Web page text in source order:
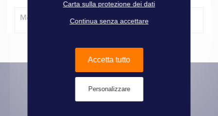
Modalità di consegna
Informazioni pratiche
Carta sulla protezione dei dati
Continua senza accettare
Accetta tutto
Personalizzare